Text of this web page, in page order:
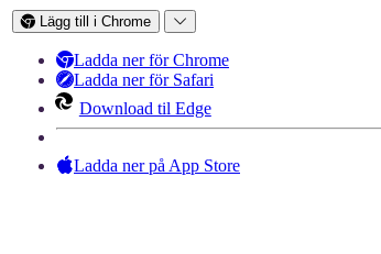
Lägg till i Chrome
Ladda ner för Chrome
Ladda ner för Safari
Download til Edge
Ladda ner på App Store